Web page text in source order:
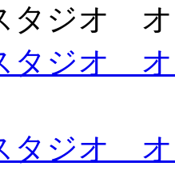
タジオ
タジオ オ
タジオ